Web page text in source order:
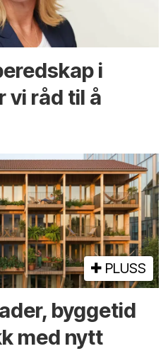
i
vi råd til å
PLUSS
byggetid
med nytt